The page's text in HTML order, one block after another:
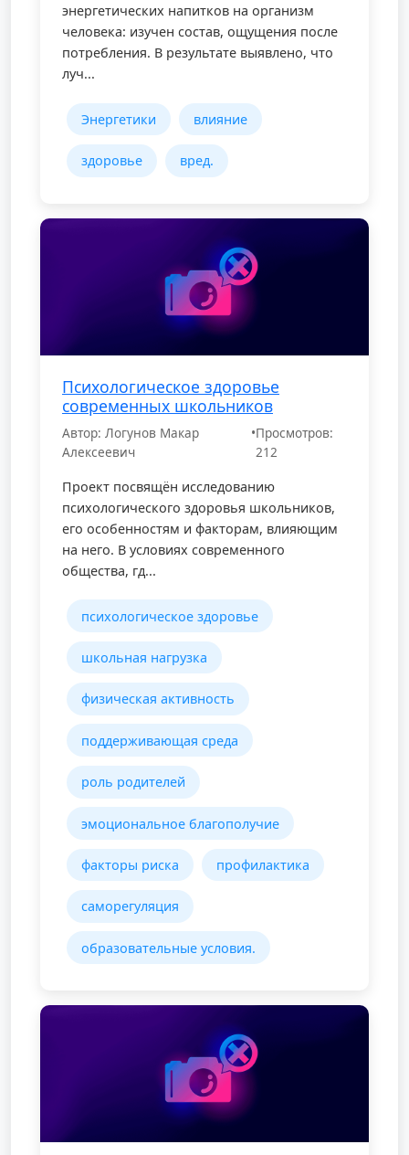
энергетических напитков на организм
человека: изучен состав, ощущения после
потребления. В результате выявлено, что
луч...
Энергетики влияние
здоровье вред.
Психологическое здоровье
современных школьников
Автор: Логунов Макар
Алексеевич
•Просмотров:
212
Проект посвящён исследованию
психологического здоровья школьников,
его особенностям и факторам, влияющим
на него. В условиях современного
общества, гд...
психологическое здоровье
школьная нагрузка
физическая активность
поддерживающая среда
роль родителей
эмоциональное благополучие
факторы риска профилактика
саморегуляция
образовательные условия.